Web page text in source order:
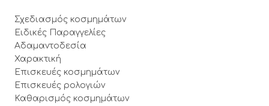
Σχεδιασμός κοσμημάτων
Ειδικές Παραγγελίες
Αδαμαντοδεσία
Χαρακτική
Επισκευές κοσμημάτων
Επισκευές ρολογιών
Καθαρισμός κοσμημάτων